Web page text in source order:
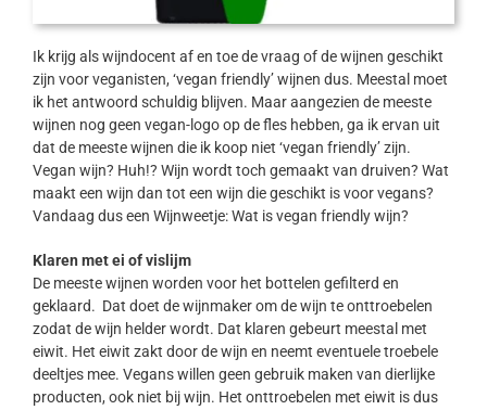
Ik krijg als wijndocent af en toe de vraag of de wijnen geschikt
zijn voor veganisten, ‘vegan friendly’ wijnen dus. Meestal moet
ik het antwoord schuldig blijven. Maar aangezien de meeste
wijnen nog geen vegan-logo op de fles hebben, ga ik ervan uit
dat de meeste wijnen die ik koop niet ‘vegan friendly’ zijn.
Vegan wijn? Huh!? Wijn wordt toch gemaakt van druiven? Wat
maakt een wijn dan tot een wijn die geschikt is voor vegans?
Vandaag dus een Wijnweetje: Wat is vegan friendly wijn?
Klaren met ei of vislijm
De meeste wijnen worden voor het bottelen gefilterd en
geklaard. Dat doet de wijnmaker om de wijn te onttroebelen
zodat de wijn helder wordt. Dat klaren gebeurt meestal met
eiwit. Het eiwit zakt door de wijn en neemt eventuele troebele
deeltjes mee. Vegans willen geen gebruik maken van dierlijke
producten, ook niet bij wijn. Het onttroebelen met eiwit is dus